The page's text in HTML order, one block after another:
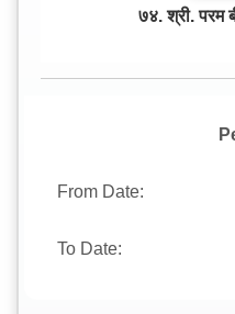
७४. श्री. परम
From Date:
To Date: